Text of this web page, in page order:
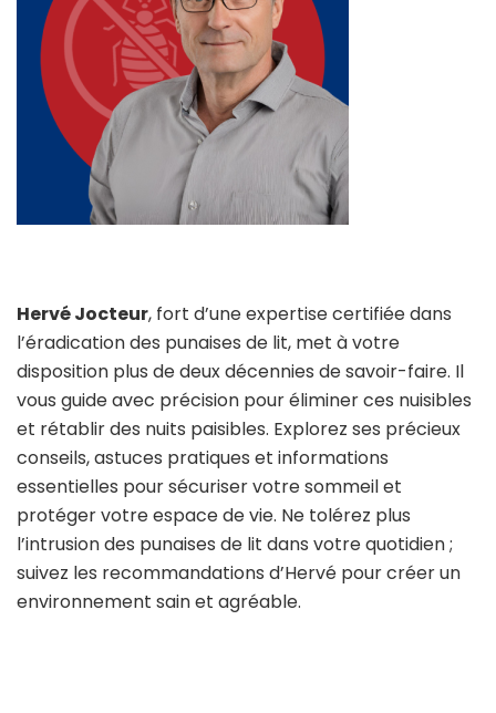
Hervé Jocteur, fort d’une expertise certifiée dans
l’éradication des punaises de lit, met à votre
disposition plus de deux décennies de savoir-faire. Il
vous guide avec précision pour éliminer ces nuisibles
et rétablir des nuits paisibles. Explorez ses précieux
conseils, astuces pratiques et informations
essentielles pour sécuriser votre sommeil et
protéger votre espace de vie. Ne tolérez plus
l’intrusion des punaises de lit dans votre quotidien ;
suivez les recommandations d’Hervé pour créer un
environnement sain et agréable.